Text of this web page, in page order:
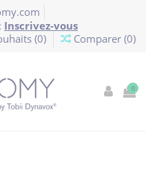
Inscrivez-vous
(0) Comparer (0)
0